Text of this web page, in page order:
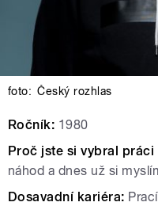
foto: Český rozhlas
Ročník: 1980
Proč jste si vybral
náhod a dnes už si
Dosavadní kariéra: